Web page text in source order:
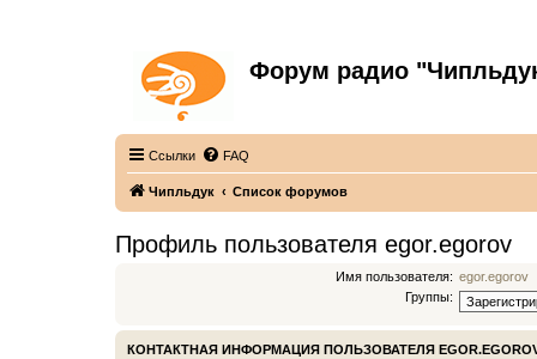
Форум радио
Ссылки FAQ
Чипльдук Список форумов
Профиль пользователя egor.egorov
Имя пользователя: egor.egorov
Группы:
КОНТАКТНАЯ ИНФОРМАЦИЯ ПОЛЬЗОВАТЕЛЯ